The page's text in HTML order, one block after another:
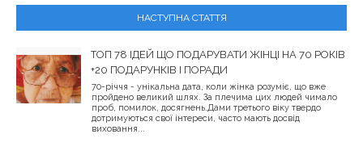
НАСТУПНА СТАТТЯ
ТОП 78 ІДЕЙ ЩО ПОДАРУВАТИ ЖІНЦІ НА 70 РОКІВ
+20 ПОДАРУНКІВ І ПОРАДИ
70-річчя - унікальна дата, коли жінка розуміє, що вже
пройдено великий шлях. За плечима цих людей чимало
проб, помилок, досягнень.Дами третього віку твердо
дотримуються свої інтереси, часто мають досвід
виховання...